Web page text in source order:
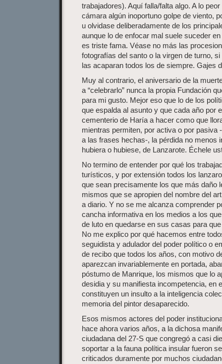
trabajadores). Aquí falla/falta algo. A lo
cámara algún inoportuno golpe de viento,
u olvidase deliberadamente de los
aunque lo de enfocar mal suele suceder
es triste fama. Véase no más las
fotografías del santo o la virgen de turno,
las acaparan todos los de siempre. Gajes
Muy al contrario, el aniversario de la
a “celebrarlo” nunca la propia Fundación
para mi gusto. Mejor eso que lo de los
que espalda al asunto y que cada año por
cementerio de Haría a hacer como que
mientras permiten, por activa o por pasiva
a las frases hechas-, la pérdida no menos
hubiera o hubiese, de Lanzarote. Échele
No termino de entender por qué los
turísticos, y por extensión todos los
que sean precisamente los que más daño
mismos que se apropien del nombre del
a diario. Y no se me alcanza comprender
cancha informativa en los medios a los
de luto en quedarse en sus casas para
No me explico por qué hacemos entre
seguidista y adulador del poder político o
de recibo que todos los años, con motivo
aparezcan invariablemente en portada,
póstumo de Manrique, los mismos que lo
desidia y su manifiesta incompetencia, en
constituyen un insulto a la inteligencia
memoria del pintor desaparecido.
Esos mismos actores del poder
hace ahora varios años, a la dichosa
ciudadana del 27-S que congregó a casi
soportar a la fauna política insular fueron
criticados duramente por muchos